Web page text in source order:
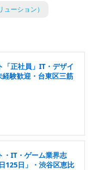
ーション）
正社員」IT・デザイ
験歓迎・台東区三筋
・IT・ゲーム業界志
125日」・渋谷区恵比